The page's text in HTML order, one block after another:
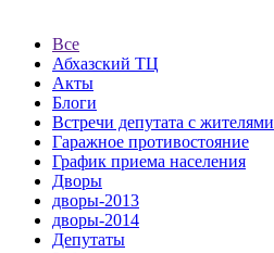
Все
Абхазский ТЦ
Акты
Блоги
Встречи депутата с жителями
Гаражное противостояние
График приема населения
Дворы
дворы-2013
дворы-2014
Депутаты